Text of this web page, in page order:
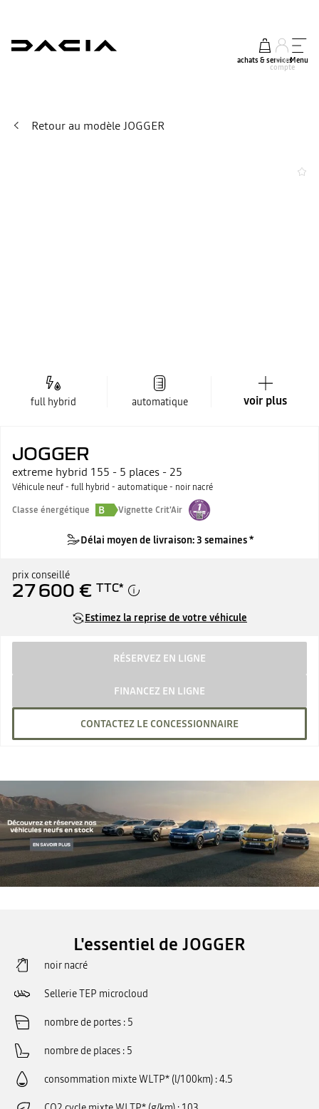
achats & services
mon
compte
Menu
Retour au modèle JOGGER
full hybrid automatique voir plus
JOGGER
extreme hybrid 155 - 5 places - 25
Véhicule neuf - full hybrid - automatique - noir nacré
Classe énergétique
B Vignette Crit'Air
Délai moyen de livraison: 3 semaines *
prix conseillé
27 600 € TTC*
Estimez la reprise de votre véhicule
RÉSERVEZ EN LIGNE
FINANCEZ EN LIGNE
CONTACTEZ LE CONCESSIONNAIRE
L'essentiel de JOGGER
noir nacré
Sellerie TEP microcloud
nombre de portes 5
nombre de places 5
consommation mixte WLTP* (l/100km) 4.5